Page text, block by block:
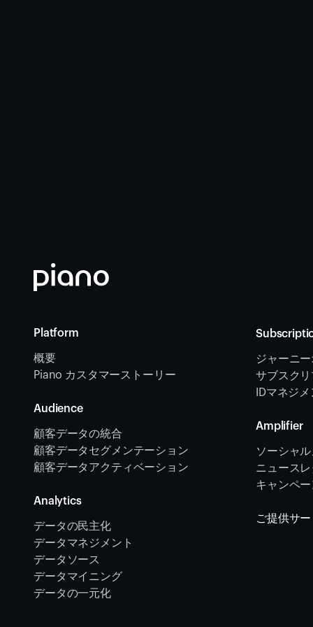
Platform
概要
Piano カスタマーストーリー
Audience
顧客データの統合
顧客データセグメンテーション
顧客データアクティベーション
Analytics
データの民主化
データマネジメント
データソース
データマイニング
データの一元化
ジャーニ
サブスク
IDマネジ
Amplifier
ソーシャ
ニュース
キャンペ
ご提供サ